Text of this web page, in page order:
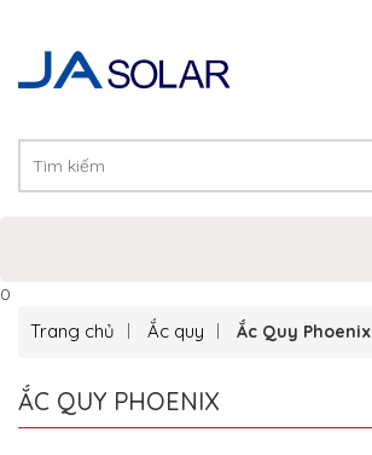
0
Trang chủ Ắc quy Ắc Quy Phoenix
ẮC QUY PHOENIX